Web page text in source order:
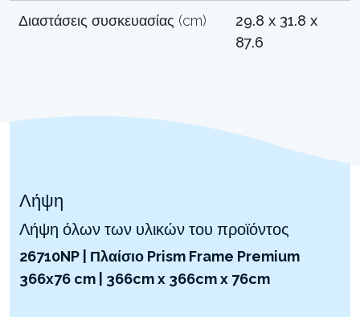
Διαστάσεις συσκευασίας (cm)
29.8 x 31.8 x
87.6
Λήψη
Λήψη όλων των υλικών του προϊόντος
26710NP | Πλαίσιο Prism Frame Premium
366x76 cm | 366cm x 366cm x 76cm